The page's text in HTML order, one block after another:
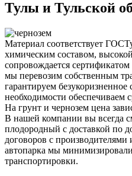
Тулы и Тульской
Материал соответствует
химическим составом,
сопровождается
мы перевозим собственным
гарантируем
необходимости обеспечиваем
На грунт и чернозем цена
В нашей компании вы всегда
плодородный с доставкой по
договоров с производителями
автопарка мы
транспортировки.